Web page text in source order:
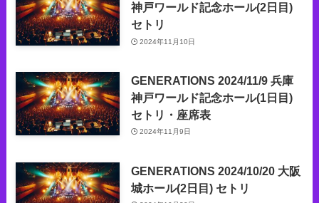
神戸ワールド記念ホール(2日目)
セトリ
2024年11月10日
GENERATIONS 2024/11/9 兵庫
神戸ワールド記念ホール(1日目)
セトリ・座席表
2024年11月9日
GENERATIONS 2024/10/20 大阪
城ホール(2日目) セトリ